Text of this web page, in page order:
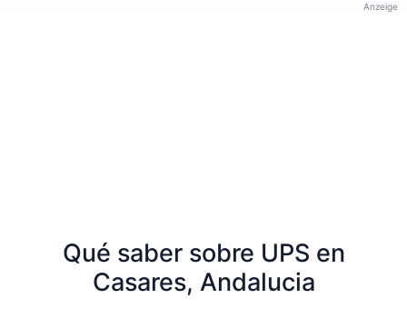
Anzeige
Qué saber sobre UPS en
Casares, Andalucia